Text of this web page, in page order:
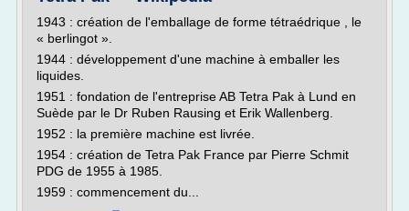
1943 : création de l'emballage de forme tétraédrique , le
« berlingot ».
1944 : développement d'une machine à emballer les
liquides.
1951 : fondation de l'entreprise AB Tetra Pak à Lund en
Suède par le Dr Ruben Rausing et Erik Wallenberg.
1952 : la première machine est livrée.
1954 : création de Tetra Pak France par Pierre Schmit
PDG de 1955 à 1985.
1959 : commencement du...